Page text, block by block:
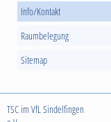
Info/Kontakt
Raumbelegung
Sitemap
TSC im VfL Sindelfingen